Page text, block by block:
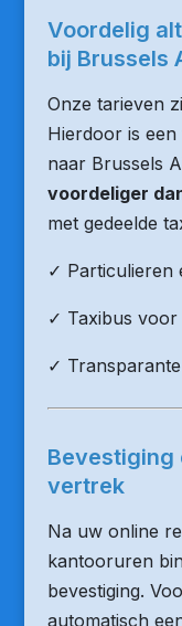
Voordelig
bij Brussels
Onze tarieven
Hierdoor is
naar Brussels
voordeliger
met gedeelde
✓ Particulieren
✓ Taxibus
✓
Bevestiging
vertrek
Na uw online
kantooruren
bevestiging.
automatisch